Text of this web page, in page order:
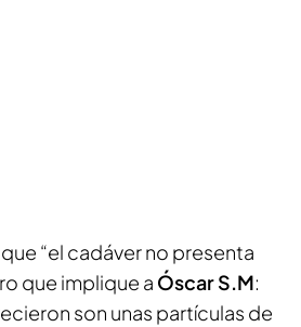
“el cadáver no presenta
que implique a Óscar S.M:
son unas partículas de